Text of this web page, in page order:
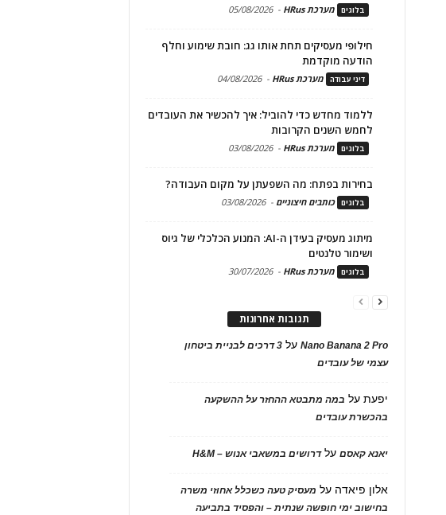
בלוגים מערכת HRus -
05/08/2026
חילופי מעסיקים תחת אותו גג: חובת שימוע וחלף
הודעה מוקדמת
דיני עבודה מערכת HRus -
04/08/2026
ללמוד מחדש כדי להוביל: איך להכשיר את העובדים
לחמש השנים הקרובות
בלוגים מערכת HRus -
03/08/2026
בחירות בפתח: מה השפעתן על מקום העבודה?
בלוגים כותבים חיצוניים -
03/08/2026
מיתוג מעסיק בעידן ה-AI: המנוע הכלכלי של גיוס
ושימור טלנטים
בלוגים מערכת HRus -
30/07/2026
תגובות אחרונות
Nano Banana 2 Proעל
3 דרכים לבניית ביטחון
עצמי של עובדים
יפעתעל במה מתבטא ההחזר על ההשקעה
בהכשרת עובדים
יאנא קאסםעלדרושים במשאבי אנוש – H&M
אלון פיאדה על מעסיק טעה כשכלל אחוזי משרה
בחישוב ימי חופשה שנתית – והפסיד בתביעה